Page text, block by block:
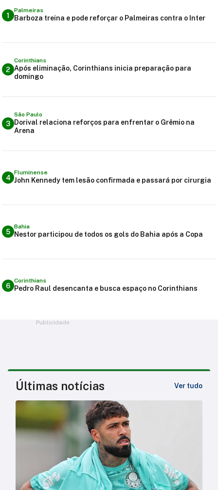
1
Palmeiras
Barboza treina e pode reforçar o Palmeiras contra o Inter
2
Corinthians
Após eliminação, Corinthians inicia preparação para
domingo
3
São Paulo
Dorival relaciona reforços para enfrentar o Grêmio na
Arena
4
Fluminense
John Kennedy tem lesão confirmada e passará por cirurgia
5
Bahia
Nestor participou de todos os gols do Bahia após a Copa
6
Corinthians
Pedro Raul desencanta e busca espaço no Corinthians
Publicidade
Últimas notícias Ver tudo